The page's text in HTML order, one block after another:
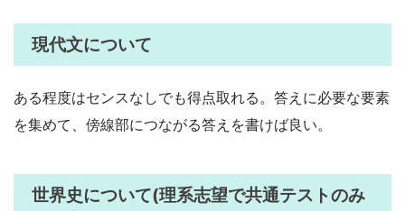
現代文について
ある程度はセンスなしでも得点取れる。答えに必要な要素
を集めて、傍線部につながる答えを書けば良い。
世界史について(理系志望で共通テストのみ